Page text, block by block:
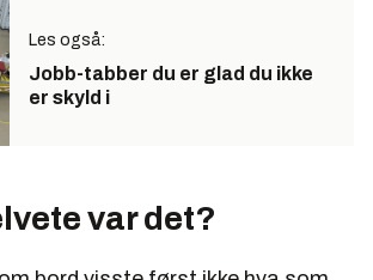
Les også:
Jobb-tabber du er glad du ikke
er skyld i
var det?